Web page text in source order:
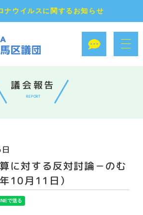
ナウイルスに関するお知らせ
議会報告
REPORT
に対する反対討論－のむ
10月11日）